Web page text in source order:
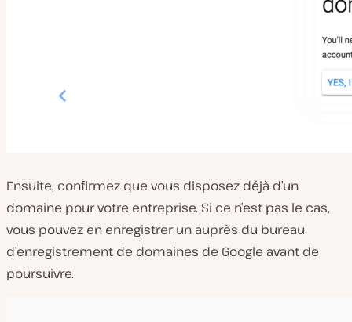
Ensuite, confirmez que vous disposez déjà d’un
domaine pour votre entreprise. Si ce n’est pas le cas,
vous pouvez en enregistrer un auprès du bureau
d’enregistrement de domaines de Google avant de
poursuivre.